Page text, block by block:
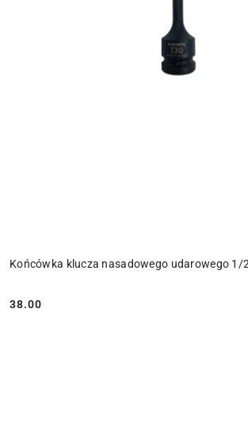
Końcówka klucza nasadowego udarowego 1/
Cena:
38.00